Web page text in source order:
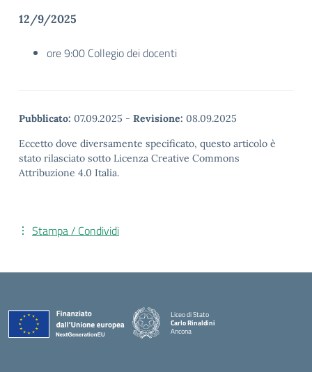
12/9/2025
ore 9:00 Collegio dei docenti
Pubblicato: 07.09.2025 - Revisione: 08.09.2025
Eccetto dove diversamente specificato, questo articolo è
stato rilasciato sotto Licenza Creative Commons
Attribuzione 4.0 Italia.
Stampa / Condividi
Liceo di Stato
Carlo Rinaldini
Ancona